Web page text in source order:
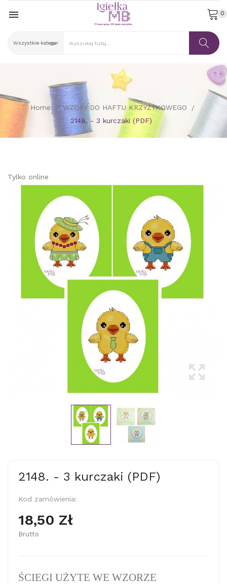
 0
Home
WZORY DO HAFTU KRZYŻYKOWEGO
2148. - 3 kurczaki (PDF)
Tylko online
2148. - 3 kurczaki (PDF)
Kod zamówienia:
18,50 Zł
Brutto
ŚCIEGI UŻYTE WE WZORZE